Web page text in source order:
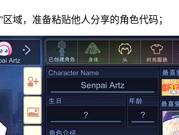
域，准备粘贴他人分享的角色代码；